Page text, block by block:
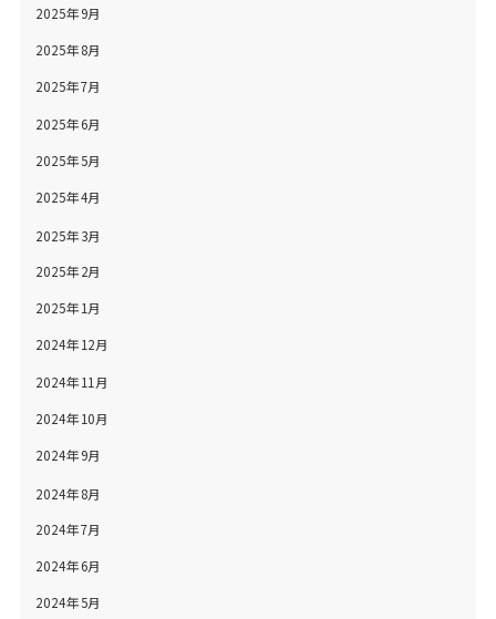
2025年9月
2025年8月
2025年7月
2025年6月
2025年5月
2025年4月
2025年3月
2025年2月
2025年1月
2024年12月
2024年11月
2024年10月
2024年9月
2024年8月
2024年7月
2024年6月
2024年5月